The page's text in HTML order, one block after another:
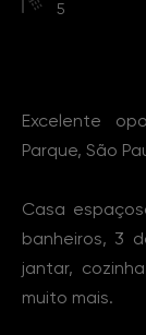
5
Excelente
Parque, São
Casa
banheiros, 3
jantar,
muito mais.